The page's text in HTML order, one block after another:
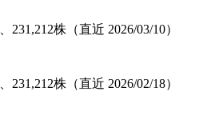
、231,212株（直近 2026/03/10）
、231,212株（直近 2026/02/18）